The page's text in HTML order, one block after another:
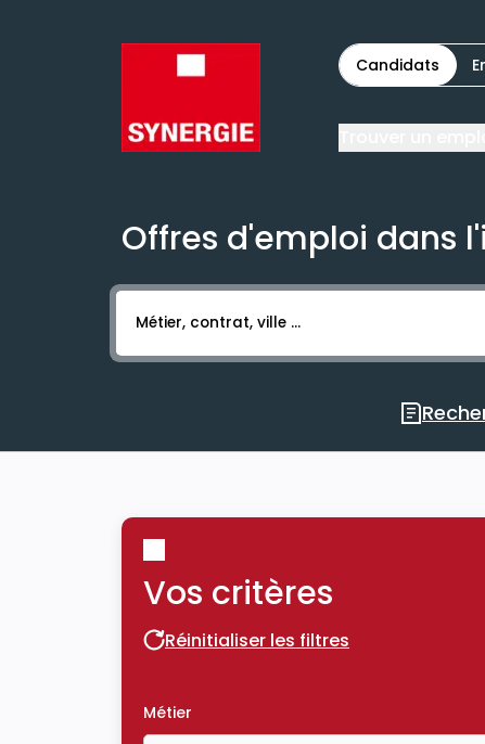
Candidats
Offres d'emploi dans
Activer l’élément pour lancer
Vos critères
Réinitialiser les filtres
Réinitialiser les filtres
Métier